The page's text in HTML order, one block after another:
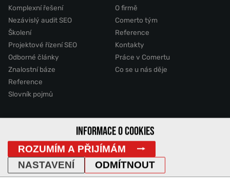
Komplexní řešení
Nezávislý audit SEO
Školení
Projektové řízení SEO
Odborné články
Znalostní báze
Reference
Slovník pojmů
O firmě
Comerto tým
Reference
Kontakty
Práce v Comertu
Co se u nás děje
2011 - 2026 © Comerto, s.r.o.
Mapa stránek GDPR Cookies Vyhledávání
IP Adresa
INFORMACE O COOKIES
ROZUMÍM A PŘIJÍMÁM
ODMÍTNOUT
NASTAVENÍ